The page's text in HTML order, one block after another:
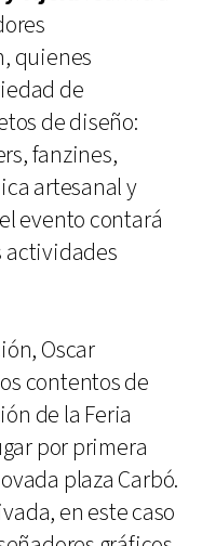
quienes
de
de diseño:
fanzines,
artesanal y
evento contará
actividades
Oscar
contentos de
de la Feria
por primera
plaza Carbó.
en este caso